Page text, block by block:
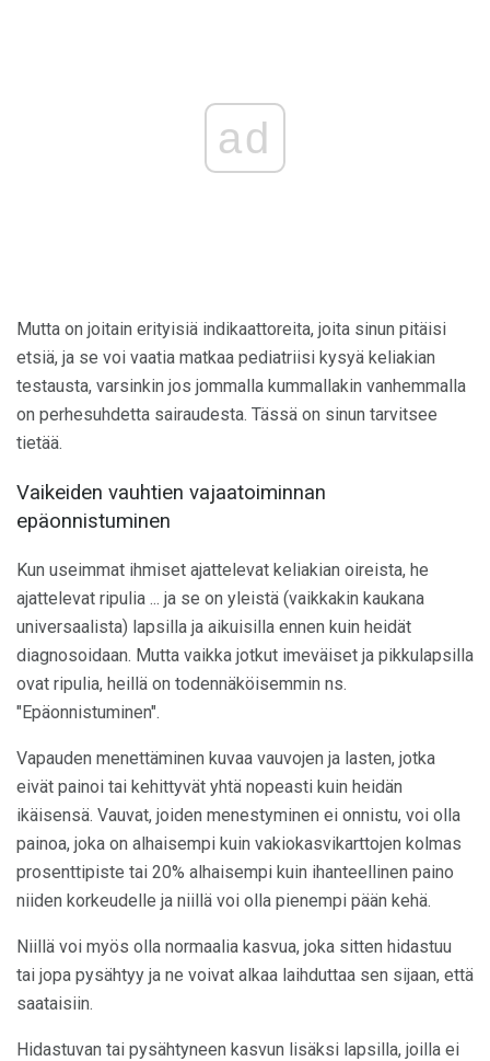
ad
Mutta on joitain erityisiä indikaattoreita, joita sinun pitäisi
etsiä, ja se voi vaatia matkaa pediatriisi kysyä keliakian
testausta, varsinkin jos jommalla kummallakin vanhemmalla
on perhesuhdetta sairaudesta. Tässä on sinun tarvitsee
tietää.
Vaikeiden vauhtien vajaatoiminnan
epäonnistuminen
Kun useimmat ihmiset ajattelevat keliakian oireista, he
ajattelevat ripulia ... ja se on yleistä (vaikkakin kaukana
universaalista) lapsilla ja aikuisilla ennen kuin heidät
diagnosoidaan. Mutta vaikka jotkut imeväiset ja pikkulapsilla
ovat ripulia, heillä on todennäköisemmin ns.
"Epäonnistuminen".
Vapauden menettäminen kuvaa vauvojen ja lasten, jotka
eivät painoi tai kehittyvät yhtä nopeasti kuin heidän
ikäisensä. Vauvat, joiden menestyminen ei onnistu, voi olla
painoa, joka on alhaisempi kuin vakiokasvikarttojen kolmas
prosenttipiste tai 20% alhaisempi kuin ihanteellinen paino
niiden korkeudelle ja niillä voi olla pienempi pään kehä.
Niillä voi myös olla normaalia kasvua, joka sitten hidastuu
tai jopa pysähtyy ja ne voivat alkaa laihduttaa sen sijaan, että
saataisiin.
Hidastuvan tai pysähtyneen kasvun lisäksi lapsilla, joilla ei